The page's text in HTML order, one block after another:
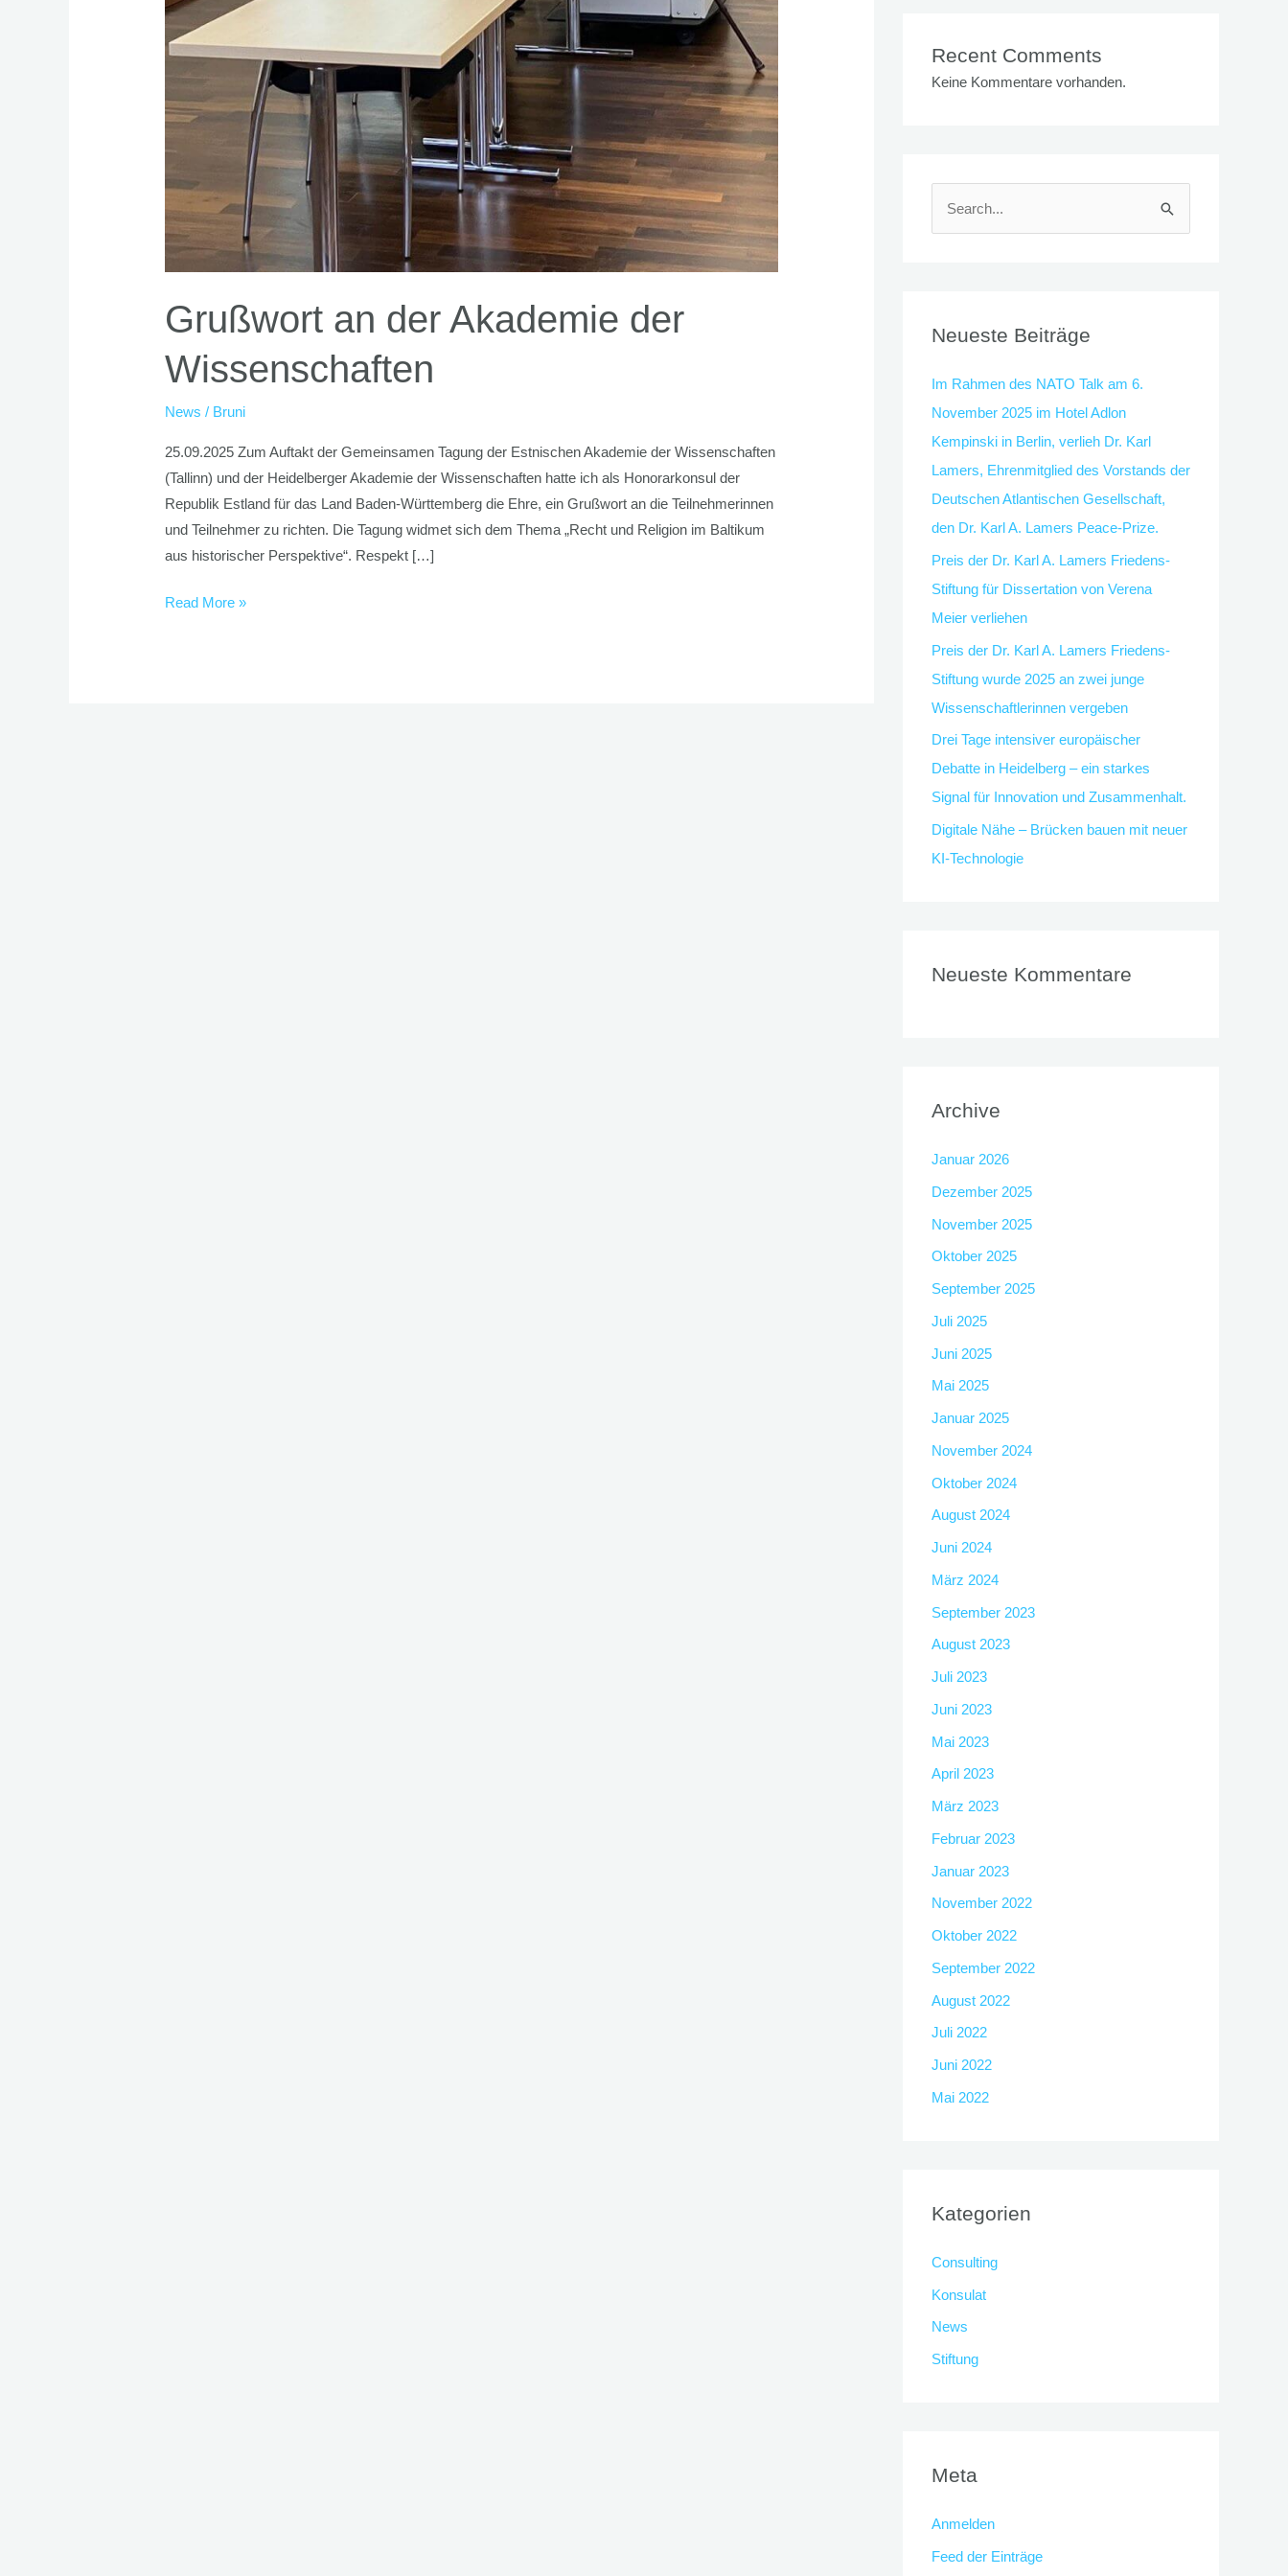
Grußwort an der Akademie der
Wissenschaften
News / Bruni
25.09.2025 Zum Auftakt der Gemeinsamen Tagung der Estnischen Akademie der Wissenschaften
(Tallinn) und der Heidelberger Akademie der Wissenschaften hatte ich als Honorarkonsul der
Republik Estland für das Land Baden-Württemberg die Ehre, ein Grußwort an die Teilnehmerinnen
und Teilnehmer zu richten. Die Tagung widmet sich dem Thema „Recht und Religion im Baltikum
aus historischer Perspektive“. Respekt […]
Read More »
Recent Comments
Keine Kommentare vorhanden.
e
n
a
c
h
:
Neueste Beiträge
Im Rahmen des NATO Talk am 6.
November 2025 im Hotel Adlon
Kempinski in Berlin, verlieh Dr. Karl
Lamers, Ehrenmitglied des Vorstands der
Deutschen Atlantischen Gesellschaft,
den Dr. Karl A. Lamers Peace-Prize.
Preis der Dr. Karl A. Lamers Friedens-
Stiftung für Dissertation von Verena
Meier verliehen
Preis der Dr. Karl A. Lamers Friedens-
Stiftung wurde 2025 an zwei junge
Wissenschaftlerinnen vergeben
Drei Tage intensiver europäischer
Debatte in Heidelberg – ein starkes
Signal für Innovation und Zusammenhalt.
Digitale Nähe – Brücken bauen mit neuer
KI-Technologie
Neueste Kommentare
Archive
Januar 2026
Dezember 2025
November 2025
Oktober 2025
September 2025
Juli 2025
Juni 2025
Mai 2025
Januar 2025
November 2024
Oktober 2024
August 2024
Juni 2024
März 2024
September 2023
August 2023
Juli 2023
Juni 2023
Mai 2023
April 2023
März 2023
Februar 2023
Januar 2023
November 2022
Oktober 2022
September 2022
August 2022
Juli 2022
Juni 2022
Mai 2022
Kategorien
Consulting
Konsulat
News
Stiftung
Meta
Anmelden
Feed der Einträge